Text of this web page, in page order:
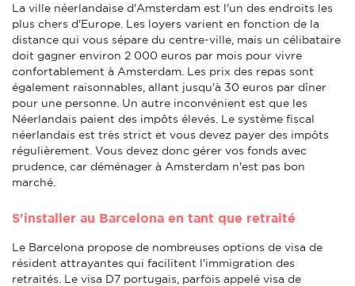
La ville néerlandaise d'Amsterdam est l'un des endroits les
plus chers d'Europe. Les loyers varient en fonction de la
distance qui vous sépare du centre-ville, mais un célibataire
doit gagner environ 2 000 euros par mois pour vivre
confortablement à Amsterdam. Les prix des repas sont
également raisonnables, allant jusqu'à 30 euros par dîner
pour une personne. Un autre inconvénient est que les
Néerlandais paient des impôts élevés. Le système fiscal
néerlandais est très strict et vous devez payer des impôts
régulièrement. Vous devez donc gérer vos fonds avec
prudence, car déménager à Amsterdam n'est pas bon
marché.
S'installer au Barcelona en tant que retraité
Le Barcelona propose de nombreuses options de visa de
résident attrayantes qui facilitent l'immigration des
retraités. Le visa D7 portugais, parfois appelé visa de